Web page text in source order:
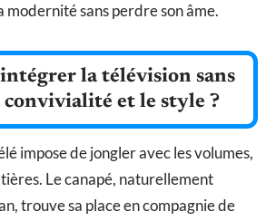
modernité sans perdre son âme.
la télévision sans
convivialité et le style ?
impose de jongler avec les volumes,
Le canapé, naturellement
trouve sa place en compagnie de